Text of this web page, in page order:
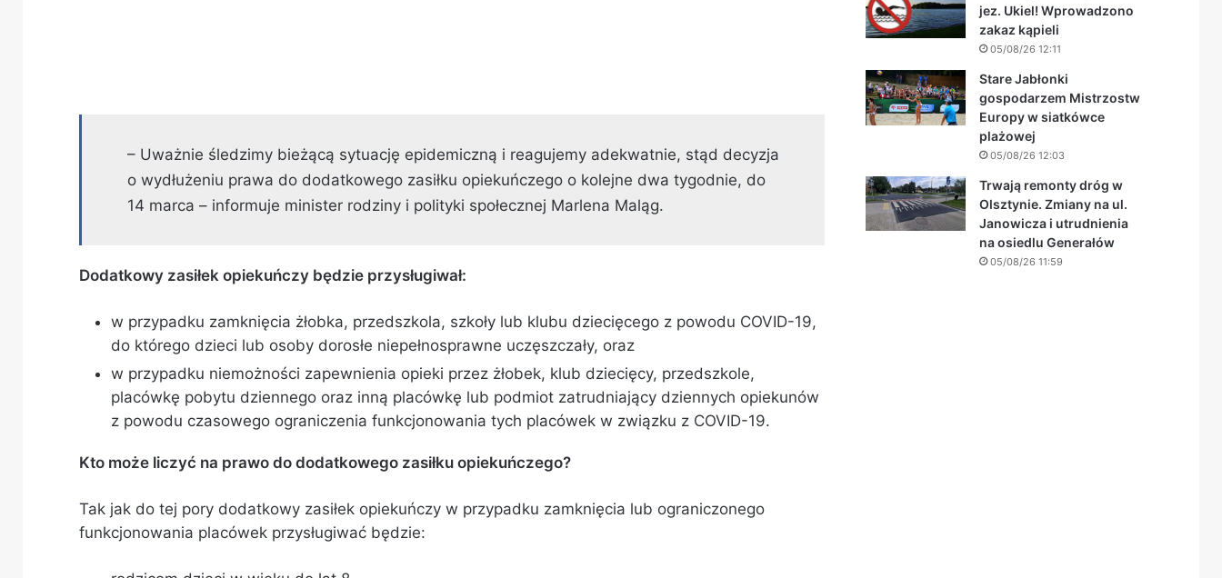
– Uważnie śledzimy bieżącą sytuację epidemiczną i reagujemy adekwatnie, stąd decyzja
o wydłużeniu prawa do dodatkowego zasiłku opiekuńczego o kolejne dwa tygodnie, do
14 marca – informuje minister rodziny i polityki społecznej Marlena Maląg.
Dodatkowy zasiłek opiekuńczy będzie przysługiwał:
w przypadku zamknięcia żłobka, przedszkola, szkoły lub klubu dziecięcego z powodu COVID-19,
do którego dzieci lub osoby dorosłe niepełnosprawne uczęszczały, oraz
w przypadku niemożności zapewnienia opieki przez żłobek, klub dziecięcy, przedszkole,
placówkę pobytu dziennego oraz inną placówkę lub podmiot zatrudniający dziennych opiekunów
z powodu czasowego ograniczenia funkcjonowania tych placówek w związku z COVID-19.
Kto może liczyć na prawo do dodatkowego zasiłku opiekuńczego?
Tak jak do tej pory dodatkowy zasiłek opiekuńczy w przypadku zamknięcia lub ograniczonego
funkcjonowania placówek przysługiwać będzie:
jez. Ukiel! Wprowadzono
zakaz kąpieli
05/08/26 12:11
Stare Jabłonki
gospodarzem Mistrzostw
Europy w siatkówce
plażowej
05/08/26 12:03
Trwają remonty dróg w
Olsztynie. Zmiany na ul.
Janowicza i utrudnienia
na osiedlu Generałów
05/08/26 11:59